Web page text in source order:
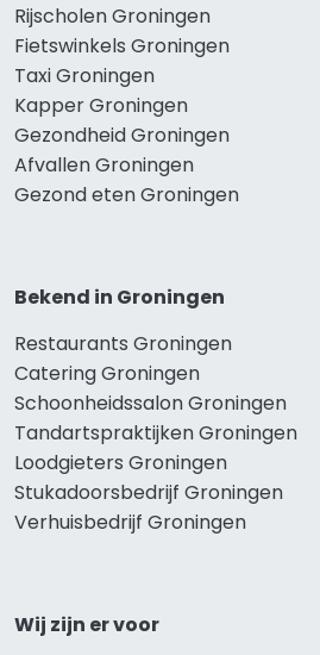
Rijscholen Groningen
Fietswinkels Groningen
Taxi Groningen
Kapper Groningen
Gezondheid Groningen
Afvallen Groningen
Gezond eten Groningen
Bekend in Groningen
Restaurants Groningen
Catering Groningen
Schoonheidssalon Groningen
Tandartspraktijken Groningen
Loodgieters Groningen
Stukadoorsbedrijf Groningen
Verhuisbedrijf Groningen
Wij zijn er voor